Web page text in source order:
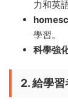
力和英
學習。
科學強
2. 給學